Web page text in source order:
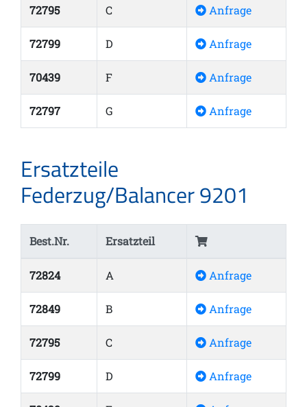
72795 C Anfrage
72799 D Anfrage
70439 F Anfrage
72797 G Anfrage
Ersatzteile
Federzug/Balancer 9201
Best.Nr. Ersatzteil
72824 A Anfrage
72849 B Anfrage
72795 C Anfrage
72799 D Anfrage